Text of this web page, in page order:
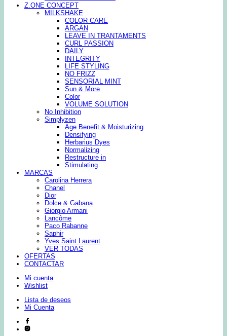
Z.ONE CONCEPT
MILKSHAKE
COLOR CARE
ARGAN
LEAVE IN TRANTAMENTS
CURL PASSION
DAILY
INTEGRITY
LIFE STYLING
NO FRIZZ
SENSORIAL MINT
Sun & More
Color
VOLUME SOLUTION
No Inhibition
Simplyzen
Age Benefit & Moisturizing
Densifying
Herbarius Dyes
Normalizing
Restructure in
Stimulating
MARCAS
Carolina Herrera
Chanel
Dior
Dolce & Gabana
Giorgio Armani
Lancôme
Paco Rabanne
Saphir
Yves Saint Laurent
VER TODAS
OFERTAS
CONTACTAR
Mi cuenta
Wishlist
Lista de deseos
Mi Cuenta